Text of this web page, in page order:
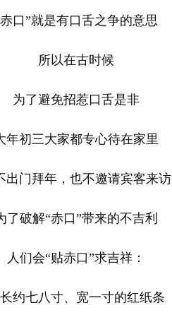
口”就是有口舌之争的意思
所以在古时候
为了避免招惹口舌是非
年初三大家都专心待在家里
出门拜年，也不邀请宾客来访
了破解“赤口”带来的不吉利
人们会“贴赤口”求吉祥：
约七八寸、宽一寸的红纸条